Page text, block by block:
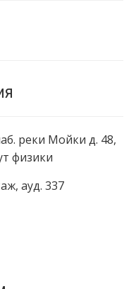
реки Мойки д. 48,
физики
ауд. 337